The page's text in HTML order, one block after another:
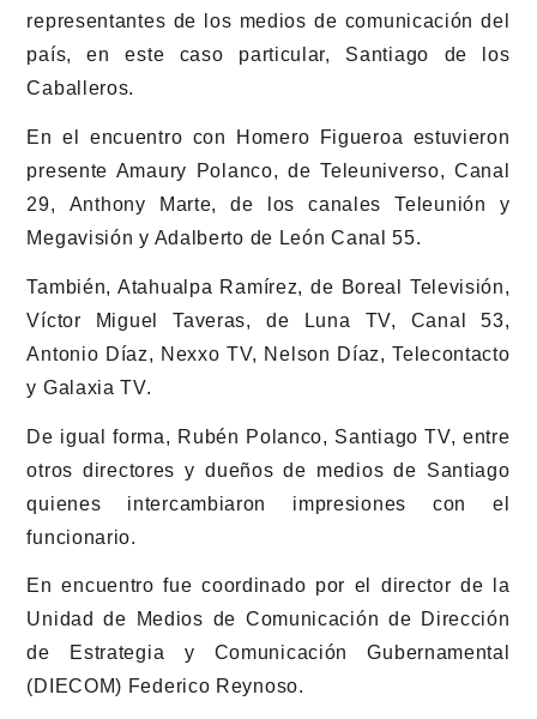
representantes de los medios de comunicación del
país, en este caso particular, Santiago de los
Caballeros.
En el encuentro con Homero Figueroa estuvieron
presente Amaury Polanco, de Teleuniverso, Canal
29, Anthony Marte, de los canales Teleunión y
Megavisión y Adalberto de León Canal 55.
También, Atahualpa Ramírez, de Boreal Televisión,
Víctor Miguel Taveras, de Luna TV, Canal 53,
Antonio Díaz, Nexxo TV, Nelson Díaz, Telecontacto
y Galaxia TV.
De igual forma, Rubén Polanco, Santiago TV, entre
otros directores y dueños de medios de Santiago
quienes intercambiaron impresiones con el
funcionario.
En encuentro fue coordinado por el director de la
Unidad de Medios de Comunicación de Dirección
de Estrategia y Comunicación Gubernamental
(DIECOM) Federico Reynoso.